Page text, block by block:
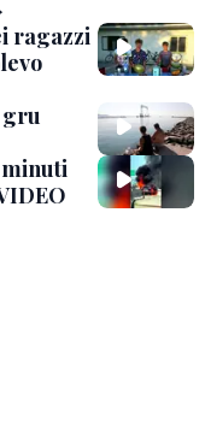
ragazzi
gru